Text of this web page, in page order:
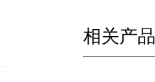
相关产品